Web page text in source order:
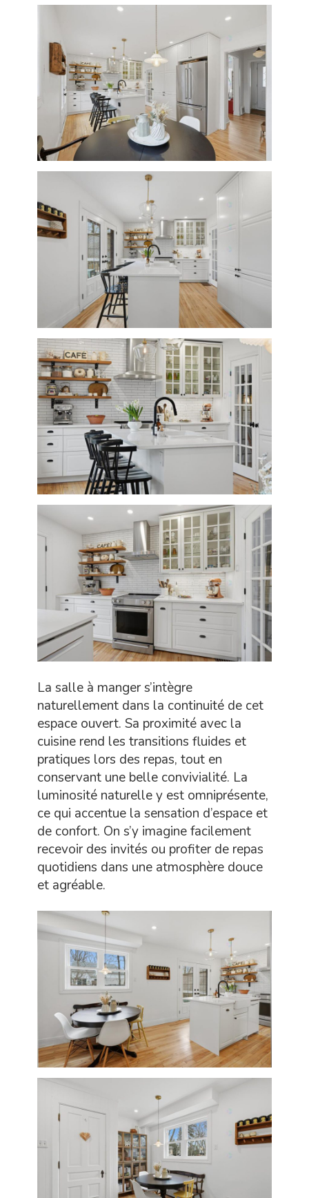
La salle à manger s’intègre
naturellement dans la continuité de cet
espace ouvert. Sa proximité avec la
cuisine rend les transitions fluides et
pratiques lors des repas, tout en
conservant une belle convivialité. La
luminosité naturelle y est omniprésente,
ce qui accentue la sensation d’espace et
de confort. On s’y imagine facilement
recevoir des invités ou profiter de repas
quotidiens dans une atmosphère douce
et agréable.